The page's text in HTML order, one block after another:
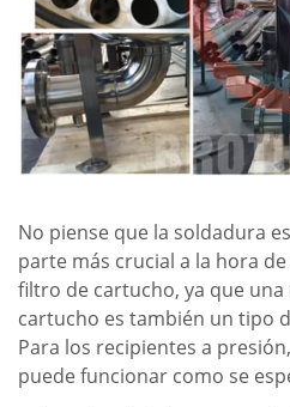
No piense que la soldadura
parte más crucial a la hora
filtro de cartucho, ya que
cartucho es también un tipo
Para los recipientes a
puede funcionar como se